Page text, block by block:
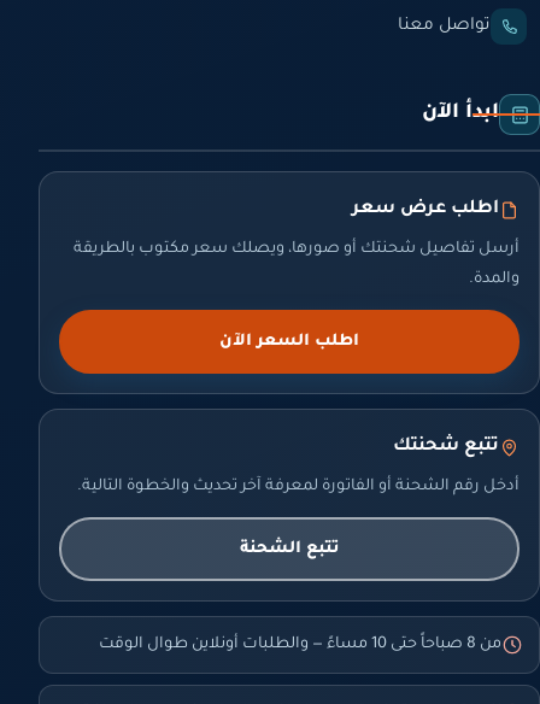
تواصل معنا
ابدأ الآن
اطلب عرض سعر
أرسل تفاصيل شحنتك أو صورها، ويصلك سعر مكتوب بالطريقة
والمدة.
اطلب السعر الآن
تتبع شحنتك
أدخل رقم الشحنة أو الفاتورة لمعرفة آخر تحديث والخطوة التالية.
تتبع الشحنة
من 8 صباحاً حتى 10 مساءً — والطلبات أونلاين طوال الوقت